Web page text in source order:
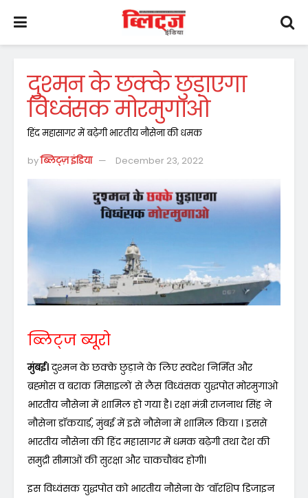
दुश्मन के छक्के छुड़ाएगा
विध्वंसक मोरमुगाओ
हिंद महासागर में बढ़ेगी भारतीय नौसेना की धमक
byब्लिट्ज़ इंडिया December 23, 2022
ब्लिट्ज ब्यूरो
मुंबई।दुश्मन के छक्के छुड़ाने के लिए स्वदेश निर्मित और
ब्रह्मोस व बराक मिसाइलों से लैस विध्वंसक युद्धपोत मोरमुगाओ
भारतीय नौसेना में शामिल हो गया है। रक्षा मंत्री राजनाथ सिंह ने
नौसेना डॉकयार्ड, मुंबई में इसे नौसेना में शामिल किया । इससे
भारतीय नौसेना की हिंद महासागर में धमक बढ़ेगी तथा देश की
समुद्री सीमाओं की सुरक्षा और चाकचौबंद होगी।
इस विध्वंसक युद्धपोत को भारतीय नौसेना के ‘वॉरशिप डिजाइन